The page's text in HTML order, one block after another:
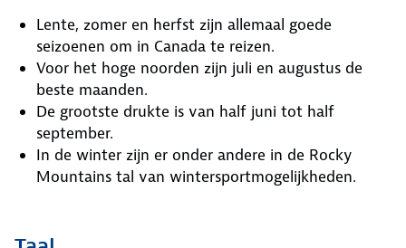
Lente, zomer en herfst zijn allemaal goede
seizoenen om in Canada te reizen.
Voor het hoge noorden zijn juli en augustus de
beste maanden.
De grootste drukte is van half juni tot half
september.
In de winter zijn er onder andere in de Rocky
Mountains tal van wintersportmogelijkheden.